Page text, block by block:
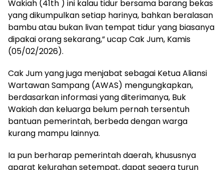
Wakiah (41th ) ini kalau tidur bersama barang bekas
yang dikumpulkan setiap harinya, bahkan beralasan
bambu atau bukan livan tempat tidur yang biasanya
dipakai orang sekarang,” ucap Cak Jum, Kamis
(05/02/2026).
Cak Jum yang juga menjabat sebagai Ketua Aliansi
Wartawan Sampang (AWAS) mengungkapkan,
berdasarkan informasi yang diterimanya, Buk
Wakiah dan keluarga belum pernah tersentuh
bantuan pemerintah, berbeda dengan warga
kurang mampu lainnya.
Ia pun berharap pemerintah daerah, khususnya
aparat kelurahan setempat, dapat segera turun